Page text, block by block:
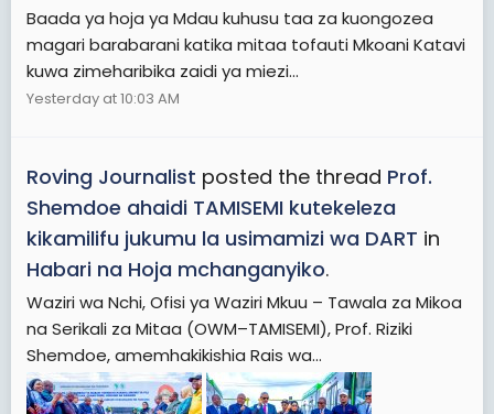
Baada ya hoja ya Mdau kuhusu taa za kuongozea
magari barabarani katika mitaa tofauti Mkoani Katavi
kuwa zimeharibika zaidi ya miezi...
Yesterday at 10:03 AM
Roving Journalist posted the thread Prof.
Shemdoe ahaidi TAMISEMI kutekeleza
kikamilifu jukumu la usimamizi wa DART in
Habari na Hoja mchanganyiko.
Waziri wa Nchi, Ofisi ya Waziri Mkuu – Tawala za Mikoa
na Serikali za Mitaa (OWM–TAMISEMI), Prof. Riziki
Shemdoe, amemhakikishia Rais wa...